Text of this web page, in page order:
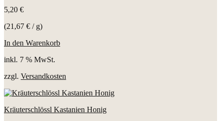
5,20 €
(21,67 € / g)
In den Warenkorb
inkl. 7 % MwSt.
zzgl. Versandkosten
Kräuterschlössl Kastanien Honig